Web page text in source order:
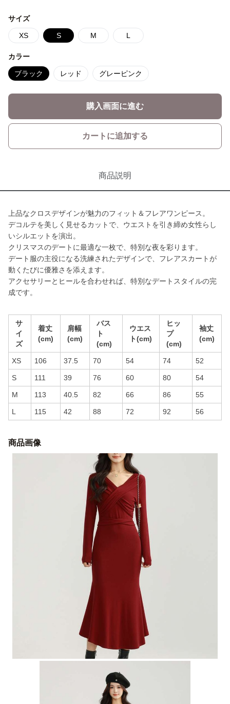
サイズ
XS S M L
カラー
ブラック レッド グレーピンク
購入画面に進む
カートに追加する
商品説明
上品なクロスデザインが魅力のフィット＆フレアワンピース。
デコルテを美しく見せるカットで、ウエストを引き締め女性らし
いシルエットを演出。
クリスマスのデートに最適な一枚で、特別な夜を彩ります。
デート服の主役になる洗練されたデザインで、フレアスカートが
動くたびに優雅さを添えます。
アクセサリーとヒールを合わせれば、特別なデートスタイルの完
成です。
サ
イ
ズ
着丈
(cm)
肩幅
(cm)
バス
ト
(cm)
ウエス
ト(cm)
ヒッ
プ
(cm)
袖丈
(cm)
XS 106 37.5 70 54 74 52
S 111 39 76 60 80 54
M 113 40.5 82 66 86 55
L 115 42 88 72 92 56
商品画像